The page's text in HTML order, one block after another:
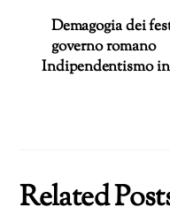
Demagogia dei
governo romano
Indipendentismo
Related